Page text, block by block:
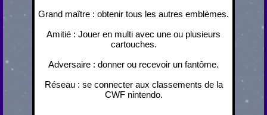
Grand maître : obtenir tous les autres emblèmes.
Amitié : Jouer en multi avec une ou plusieurs
cartouches.
Adversaire : donner ou recevoir un fantôme.
Réseau : se connecter aux classements de la
CWF nintendo.